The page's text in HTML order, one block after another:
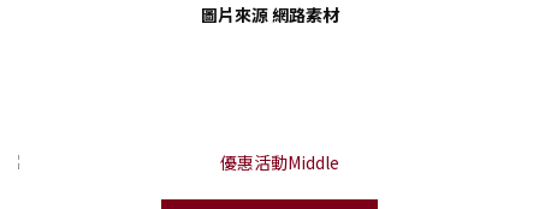
圖片來源 網路素材